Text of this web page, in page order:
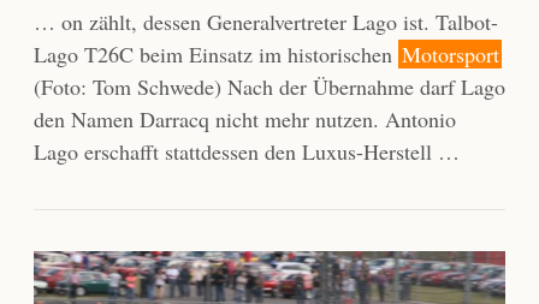
… on zählt, dessen Generalvertreter Lago ist. Talbot-
Lago T26C beim Einsatz im historischen Motorsport
(Foto: Tom Schwede) Nach der Übernahme darf Lago
den Namen Darracq nicht mehr nutzen. Antonio
Lago erschafft stattdessen den Luxus-Herstell …